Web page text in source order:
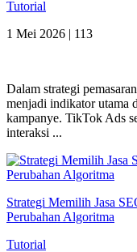
Tutorial
1 Mei 2026 | 113
Dalam strategi
menjadi indikator utama
kampanye. TikTok Ads
interaksi ...
Strategi Memilih Jasa
Perubahan Algoritma
Tutorial